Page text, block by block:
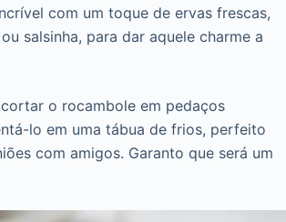
com um toque de ervas frescas,
salsinha, para dar aquele charme a
o rocambole em pedaços
lo em uma tábua de frios, perfeito
com amigos. Garanto que será um